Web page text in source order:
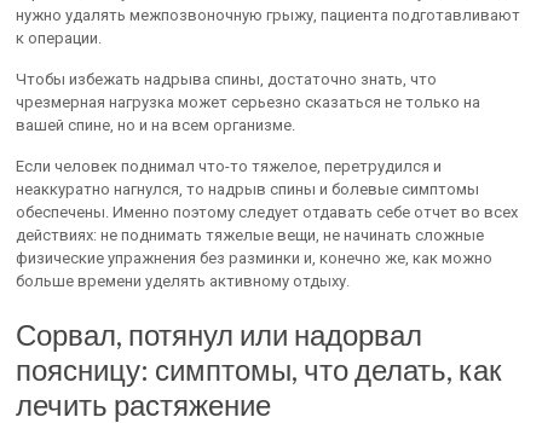
нужно удалять межпозвоночную грыжу, пациента подготавливают
к операции.
Чтобы избежать надрыва спины, достаточно знать, что
чрезмерная нагрузка может серьезно сказаться не только на
вашей спине, но и на всем организме.
Если человек поднимал что-то тяжелое, перетрудился и
неаккуратно нагнулся, то надрыв спины и болевые симптомы
обеспечены. Именно поэтому следует отдавать себе отчет во всех
действиях: не поднимать тяжелые вещи, не начинать сложные
физические упражнения без разминки и, конечно же, как можно
больше времени уделять активному отдыху.
Сорвал, потянул или надорвал
поясницу: симптомы, что делать, как
лечить растяжение